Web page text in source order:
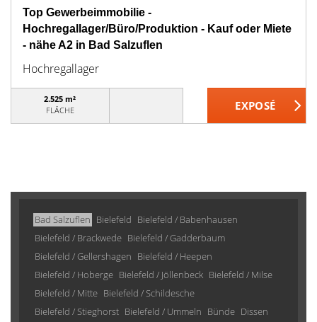
Top Gewerbeimmobilie -
Hochregallager/Büro/Produktion - Kauf oder Miete
- nähe A2 in Bad Salzuflen
Hochregallager
2.525 m²
FLÄCHE
Bad Salzuflen Bielefeld Bielefeld / Babenhausen
Bielefeld / Brackwede Bielefeld / Gadderbaum
Bielefeld / Gellershagen Bielefeld / Heepen
Bielefeld / Hoberge Bielefeld / Jöllenbeck Bielefeld / Milse
Bielefeld / Mitte Bielefeld / Schildesche
Bielefeld / Stieghorst Bielefeld / Ummeln Bünde Dissen